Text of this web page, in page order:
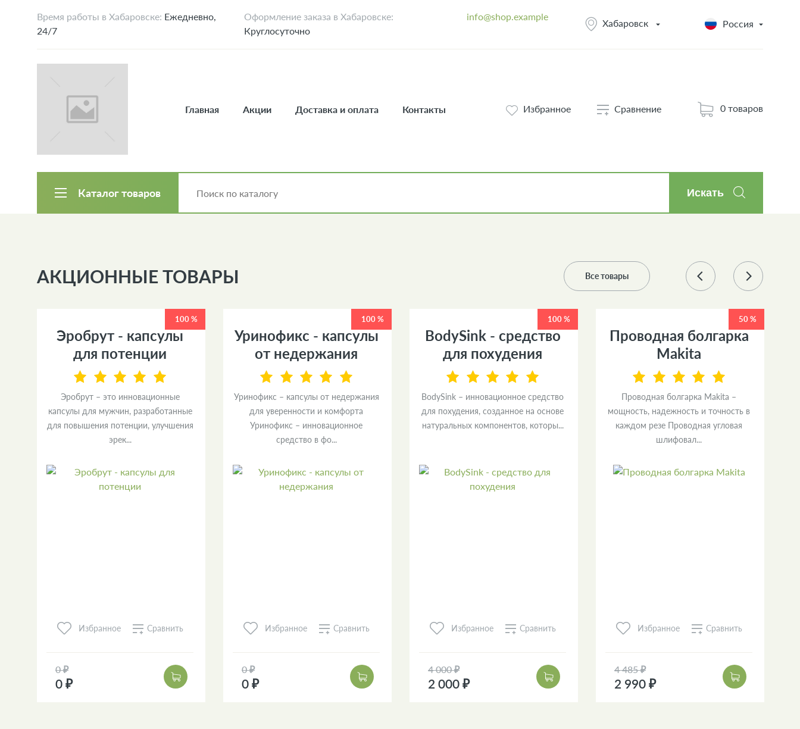
Время работы в Хабаровске: Ежедневно,
24/7
Оформление заказа в Хабаровске:
Круглосуточно
info@shop.example
Хабаровск Россия
Главная Акции Доставка и оплата Контакты Избранное Сравнение 0 товаров
Каталог товаров Искать
АКЦИОННЫЕ ТОВАРЫ Все товары
100 %
Эробрут - капсулы
для потенции
Эробрут – это инновационные
капсулы для мужчин, разработанные
для повышения потенции, улучшения
эрек...
Избранное Сравнить
0 ₽
0 ₽
100 %
Уринофикс - капсулы
от недержания
Уринофикс – капсулы от недержания
для уверенности и комфорта
Уринофикс – инновационное
средство в фо...
Избранное Сравнить
0 ₽
0 ₽
100 %
BodySink - средство
для похудения
BodySink – инновационное средство
для похудения, созданное на основе
натуральных компонентов, которы...
Избранное Сравнить
4 000 ₽
2 000 ₽
50 %
Проводная болгарка
Makita
Проводная болгарка Makita –
мощность, надежность и точность в
каждом резе Проводная угловая
шлифовал...
Избранное Сравнить
4 485 ₽
2 990 ₽